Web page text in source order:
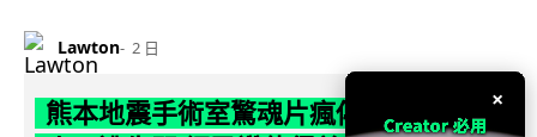
Lawton 2 日
熊本地震手術室驚魂片瘋傳 醫護保護病×